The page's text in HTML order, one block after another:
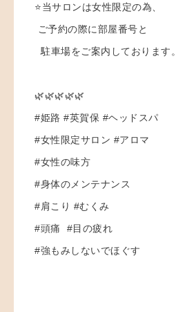
⭐️当サロンは女性限定の為、
ご予約の際に部屋番号と
駐車場をご案内しております。
🌿🌿🌿🌿🌿
#姫路 #英賀保 #ヘッドスパ
#女性限定サロン #アロマ
#女性の味方
#身体のメンテナンス
#肩こり #むくみ
#頭痛 #目の疲れ
#強もみしないでほぐす